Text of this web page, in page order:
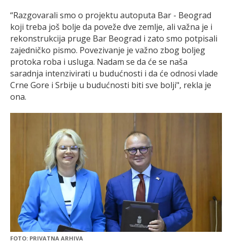
“Razgovarali smo o projektu autoputa Bar - Beograd
koji treba još bolje da poveže dve zemlje, ali važna je i
rekonstrukcija pruge Bar Beograd i zato smo potpisali
zajedničko pismo. Povezivanje je važno zbog boljeg
protoka roba i usluga. Nadam se da će se naša
saradnja intenzivirati u budućnosti i da će odnosi vlade
Crne Gore i Srbije u budućnosti biti sve bolji", rekla je
ona.
FOTO: PRIVATNA ARHIVA